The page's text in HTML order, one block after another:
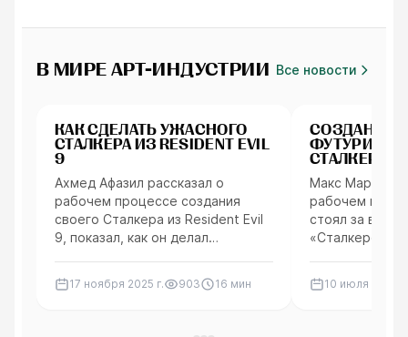
В МИРЕ АРТ-ИНДУСТРИИ Все новости
Персонажи
КАК СДЕЛАТЬ УЖАСНОГО
СТАЛКЕРА ИЗ RESIDENT EVIL
9
Ахмед Афазил рассказал о
рабочем процессе создания
своего Сталкера из Resident Evil
9, показал, как он делал
помогает создать жуткую
17 ноября 2025 г. 903 16 мин
Пропсы
СОЗДАНИЕ
СТАЛКЕРА В
Макс
рабочем
стоял за
«Сталкером-
превратились
10 июля 2025 г.